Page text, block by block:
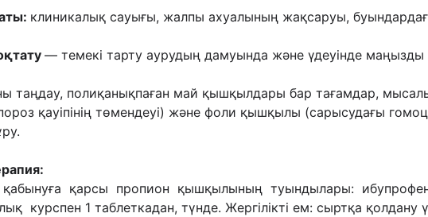
клиникалық сауығы, жалпы ахуалының жақсаруы,
— темекі тарту аурудың дамуында жəне үдеуінде маңызды
таңдау, полиқанықпаған май қышқылдары бар тағамдар,
қауіпінің төмендеуі) жəне фоли қышқылы (сарысудағы
қарсы пропион қышқылының туындылары:
курспен 1 таблеткадан, түнде. Жергілікті ем: сыртқа